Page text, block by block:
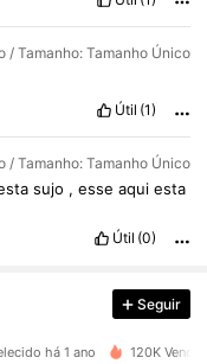
/ Tamanho: Tamanho Único
Útil (1)
/ Tamanho: Tamanho Único
sujo , esse aqui esta
Útil (0)
Seguir
há 1 ano 120K